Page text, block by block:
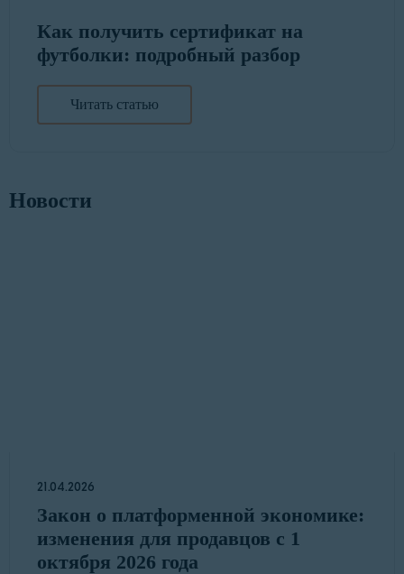
Как получить сертификат на
футболки: подробный разбор
Читать статью
Новости
21.04.2026
Закон о платформенной экономике:
изменения для продавцов с 1
октября 2026 года